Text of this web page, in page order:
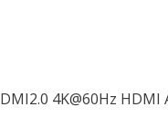
4K@60Hz HDMI